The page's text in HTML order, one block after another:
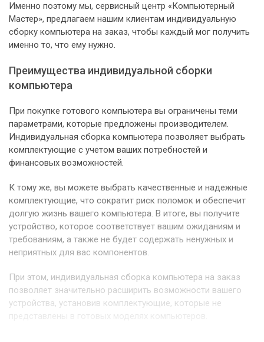
Именно поэтому мы, сервисный центр «Компьютерный
Мастер», предлагаем нашим клиентам индивидуальную
сборку компьютера на заказ, чтобы каждый мог получить
именно то, что ему нужно.
Преимущества индивидуальной сборки
компьютера
При покупке готового компьютера вы ограничены теми
параметрами, которые предложены производителем.
Индивидуальная сборка компьютера позволяет выбрать
комплектующие с учетом ваших потребностей и
финансовых возможностей.
К тому же, вы можете выбрать качественные и надежные
комплектующие, что сократит риск поломок и обеспечит
долгую жизнь вашего компьютера. В итоге, вы получите
устройство, которое соответствует вашим ожиданиям и
требованиям, а также не будет содержать ненужных и
неприятных для вас компонентов.
При этом, индивидуальная сборка компьютера на заказ
позволяет значительно расширить возможности вашего
устройства, установив комплектующие, которые не